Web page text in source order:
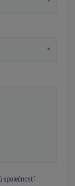
*
*
společností